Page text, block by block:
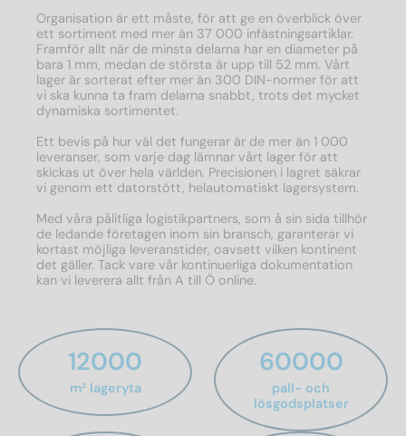
Organisation är ett måste, för att ge en överblick över
ett sortiment med mer än 37 000 infästningsartiklar.
Framför allt när de minsta delarna har en diameter på
bara 1 mm, medan de största är upp till 52 mm. Vårt
lager är sorterat efter mer än 300 DIN-normer för att
vi ska kunna ta fram delarna snabbt, trots det mycket
dynamiska sortimentet.
Ett bevis på hur väl det fungerar är de mer än 1 000
leveranser, som varje dag lämnar vårt lager för att
skickas ut över hela världen. Precisionen i lagret säkrar
vi genom ett datorstött, helautomatiskt lagersystem.
Med våra pålitliga logistikpartners, som å sin sida tillhör
de ledande företagen inom sin bransch, garanterar vi
kortast möjliga leveranstider, oavsett vilken kontinent
det gäller. Tack vare vår kontinuerliga dokumentation
kan vi leverera allt från A till Ö online.
12000
m² lageryta
60000
pall- och
lösgodsplatser